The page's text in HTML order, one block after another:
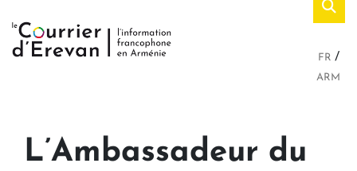
FR
ARM
L’Ambassadeur du